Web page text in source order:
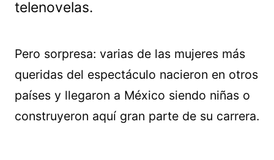
telenovelas.
Pero sorpresa: varias de las mujeres más
queridas del espectáculo nacieron en otros
países y llegaron a México siendo niñas o
construyeron aquí gran parte de su carrera.